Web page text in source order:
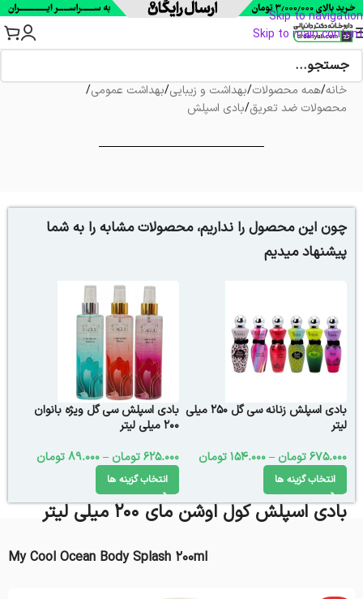
Skip to navigation
Skip to main content
خانه/همه محصولات/بهداشت و زیبایی/بهداشت عمومی/
محصولات ضد تعریق/بادی اسپلش
چون این محصول را نداریم، محصولات مشابه را به شما
پیشنهاد میدیم
بادی اسپلش زنانه سی گل 250 میلی
لیتر
675.000تومان –
154.000تومان
انتخاب گزینه ها
بادی اسپلش سی گل ویژه بانوان
200 میلی لیتر
625.000تومان –
89.000تومان
انتخاب گزینه ها
بادی اسپلش‌ کول اوشن مای 200 میلی لیتر
My Cool Ocean Body Splash 200ml